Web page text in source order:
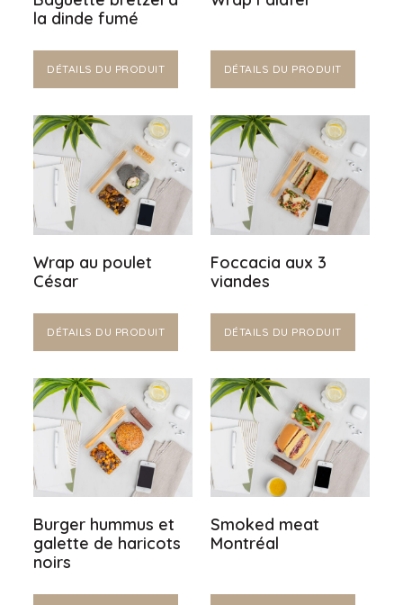
la dinde fumé
DÉTAILS DU PRODUIT DÉTAILS DU PRODUIT
Wrap au poulet
César
DÉTAILS DU PRODUIT
Foccacia aux 3
viandes
DÉTAILS DU PRODUIT
Burger hummus et
galette de haricots
noirs
Smoked meat
Montréal